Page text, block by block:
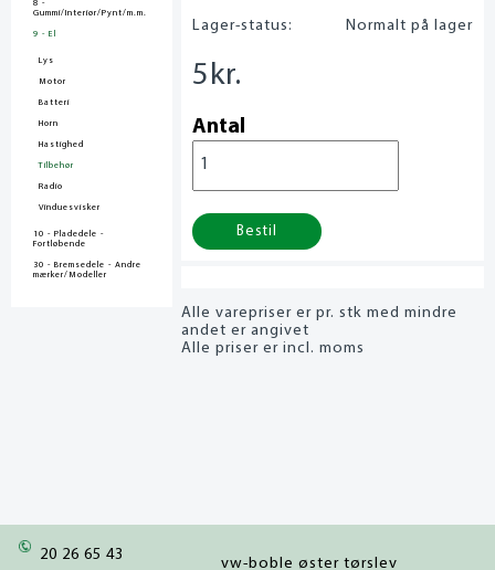
8 -
Gummi/Interiør/Pynt/m.m.
9 - El
Lys
Motor
Batteri
Horn
Hastighed
Tilbehør
Radio
Vinduesvisker
10 - Pladedele -
Fortløbende
30 - Bremsedele - Andre
mærker/Modeller
Lager-status: Normalt på lager
5 kr.
Antal
Bestil
Alle varepriser er pr. stk med mindre
andet er angivet
Alle priser er incl. moms
20 26 65 43
vw-boble øster tørslev